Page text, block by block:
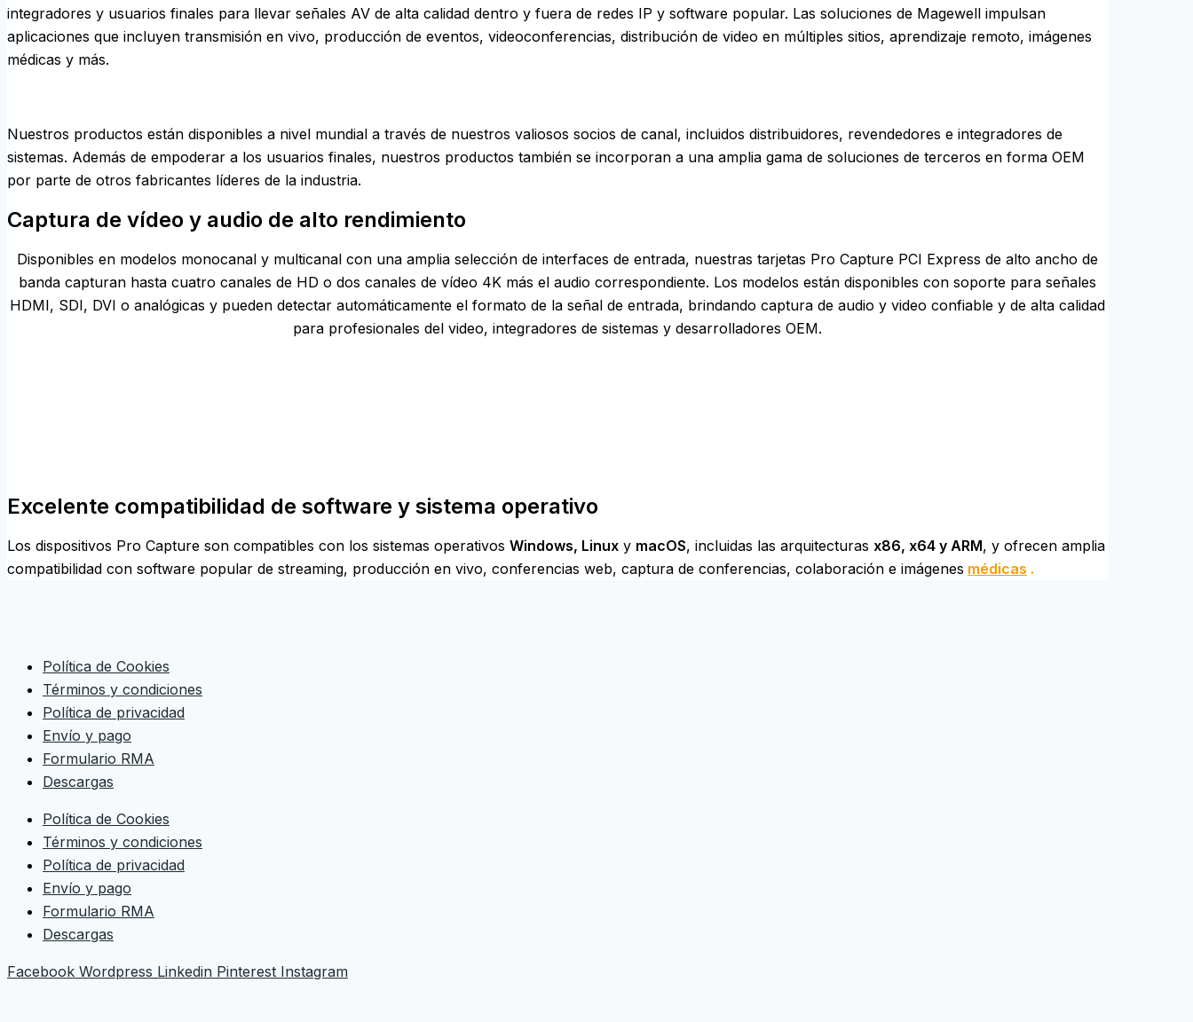
integradores y usuarios finales para llevar señales AV de alta calidad dentro y fuera de redes IP y software popular. Las soluciones de Magewell impulsan
aplicaciones que incluyen transmisión en vivo, producción de eventos, videoconferencias, distribución de video en múltiples sitios, aprendizaje remoto, imágenes
médicas y más.
Nuestros productos están disponibles a nivel mundial a través de nuestros valiosos socios de canal, incluidos distribuidores, revendedores e integradores de
sistemas. Además de empoderar a los usuarios finales, nuestros productos también se incorporan a una amplia gama de soluciones de terceros en forma OEM
por parte de otros fabricantes líderes de la industria.
Captura de vídeo y audio de alto rendimiento
Disponibles en modelos monocanal y multicanal con una amplia selección de interfaces de entrada, nuestras tarjetas Pro Capture PCI Express de alto ancho de
banda capturan hasta cuatro canales de HD o dos canales de vídeo 4K más el audio correspondiente. Los modelos están disponibles con soporte para señales
HDMI, SDI, DVI o analógicas y pueden detectar automáticamente el formato de la señal de entrada, brindando captura de audio y video confiable y de alta calidad
para profesionales del video, integradores de sistemas y desarrolladores OEM.
Excelente compatibilidad de software y sistema operativo
Los dispositivos Pro Capture son compatibles con los sistemas operativos Windows, Linux y macOS, incluidas las arquitecturas x86, x64 y ARM, y ofrecen amplia
compatibilidad con software popular de streaming, producción en vivo, conferencias web, captura de conferencias, colaboración e imágenes médicas .
Política de Cookies
Términos y condiciones
Política de privacidad
Envío y pago
Formulario RMA
Descargas
Política de Cookies
Términos y condiciones
Política de privacidad
Envío y pago
Formulario RMA
Descargas
Facebook Wordpress Linkedin Pinterest Instagram